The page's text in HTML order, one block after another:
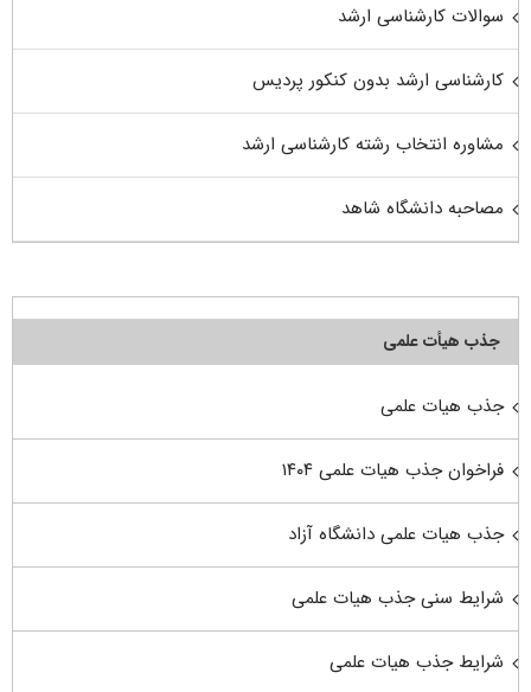
سوالات کارشناسی ارشد
کارشناسی ارشد بدون کنکور پردیس
مشاوره انتخاب رشته کارشناسی ارشد
مصاحبه دانشگاه شاهد
جذب هیأت علمی
جذب هیات علمی
فراخوان جذب هیات علمی ۱۴۰۴
جذب هیات علمی دانشگاه آزاد
شرایط سنی جذب هیات علمی
شرایط جذب هیات علمی